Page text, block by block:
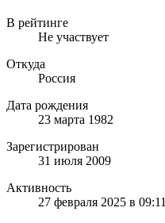
В рейтинге
Не участвует
Откуда
Россия
Дата рождения
23 марта 1982
Зарегистрирован
31 июля 2009
Активность
27 февраля 2025 в 09:11